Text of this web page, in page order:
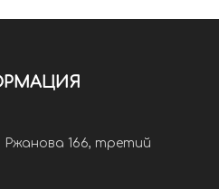
Ржанова 166, третий